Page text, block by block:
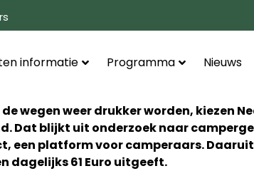
informatie Programma Nieuws
wegen weer drukker worden, kiezen
Dat blijkt uit onderzoek naar
een platform voor camperaars.
dagelijks 61 Euro uitgeeft.